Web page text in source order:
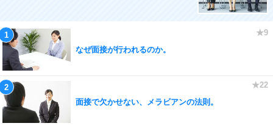
なぜ面接が行われるのか。
面接で欠かせない、メラビアンの法則。